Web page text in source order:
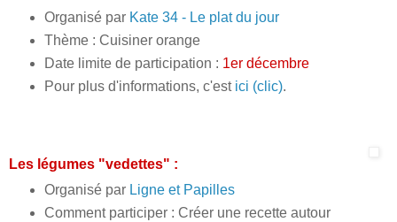
Organisé par Kate 34 - Le plat du jour
Thème : Cuisiner orange
Date limite de participation : 1er décembre
Pour plus d'informations, c'est ici (clic).
Les légumes "vedettes" :
Organisé par Ligne et Papilles
Comment participer : Créer une recette autour